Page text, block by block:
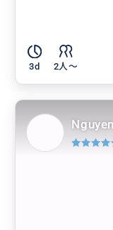
3d 2人〜